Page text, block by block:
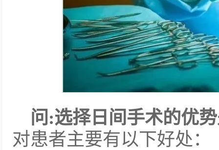
问:选择日间手术的优
对患者主要有以下好处：